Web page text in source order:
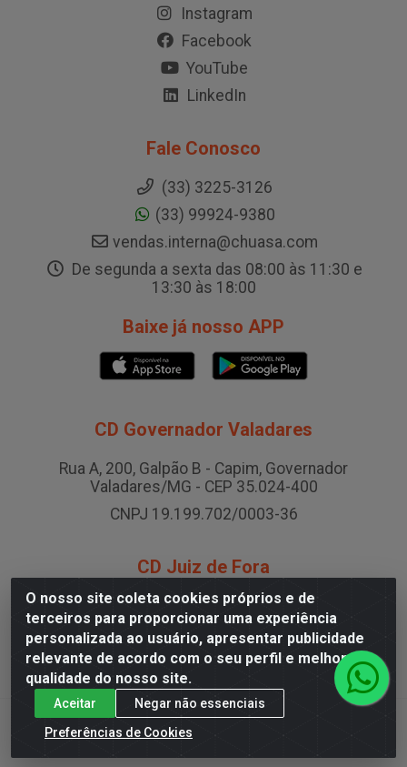
O nosso site coleta cookies próprios e de
terceiros para proporcionar uma experiência
personalizada ao usuário, apresentar publicidade
relevante de acordo com o seu perfil e melhorar a
qualidade do nosso site.
Aceitar
Negar não essenciais
Preferências de Cookies
Instagram
Facebook
YouTube
LinkedIn
Fale Conosco
(33) 3225-3126
(33) 99924-9380
vendas.interna@chuasa.com
De segunda a sexta das 08:00 às 11:30 e
13:30 às 18:00
Baixe já nosso APP
CD Governador Valadares
Rua A, 200, Galpão B - Capim, Governador
Valadares/MG - CEP 35.024-400
CNPJ 19.199.702/0003-36
CD Juiz de Fora
Rodovia BR-040 , Nº 0, Área B2 Condominio Brasil
LOG - São Pedro, Juiz de Fora/MG
CNPJ 19.199.702/0005-06